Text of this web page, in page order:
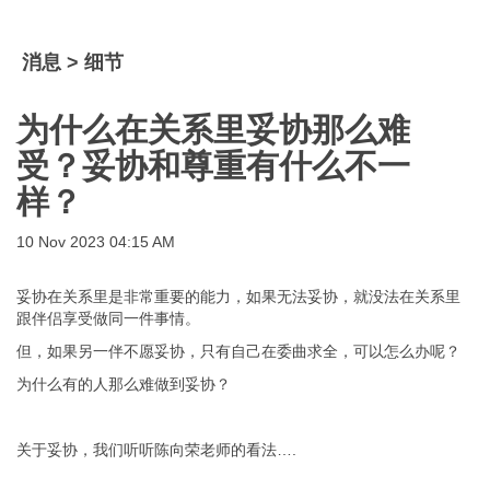
消息 > 细节
为什么在关系里妥协那么难
受？妥协和尊重有什么不一
样？
10 Nov 2023 04:15 AM
妥协在关系里是非常重要的能力，如果无法妥协，就没法在关系里
跟伴侣享受做同一件事情。
但，如果另一伴不愿妥协，只有自己在委曲求全，可以怎么办呢？
为什么有的人那么难做到妥协？
关于妥协，我们听听陈向荣老师的看法….